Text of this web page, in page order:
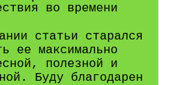
во времени
статьи старался
ее максимально
полезной и
Буду благодарен